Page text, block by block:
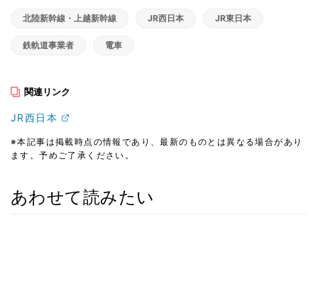
北陸新幹線・上越新幹線 JR西日本 JR東日本
鉄軌道事業者 電車
関連リンク
JR西日本
※本記事は掲載時点の情報であり、最新のものとは異なる場合があり
ます。予めご了承ください。
あわせて読みたい